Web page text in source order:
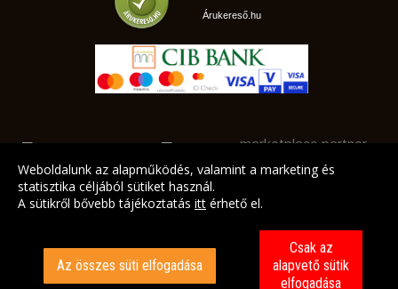
Árukereső.hu
marketplace partner
Weboldalunk az alapműködés, valamint a marketing és
statisztika céljából sütiket használ.
A sütikről bővebb tájékoztatás itt érhető el.
Az összes süti elfogadása
Csak az
alapvető sütik
elfogadása